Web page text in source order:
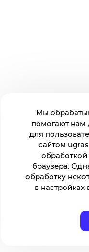
Мы
помогают нам
для
сайтом
браузера.
обработку
в